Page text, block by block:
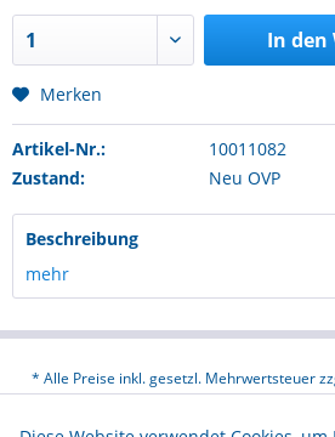
In den
Merken
Artikel-Nr.:
10011082
Zustand:
Neu OVP
Beschreibung
mehr
* Alle Preise inkl. gesetzl. Mehrwertsteuer